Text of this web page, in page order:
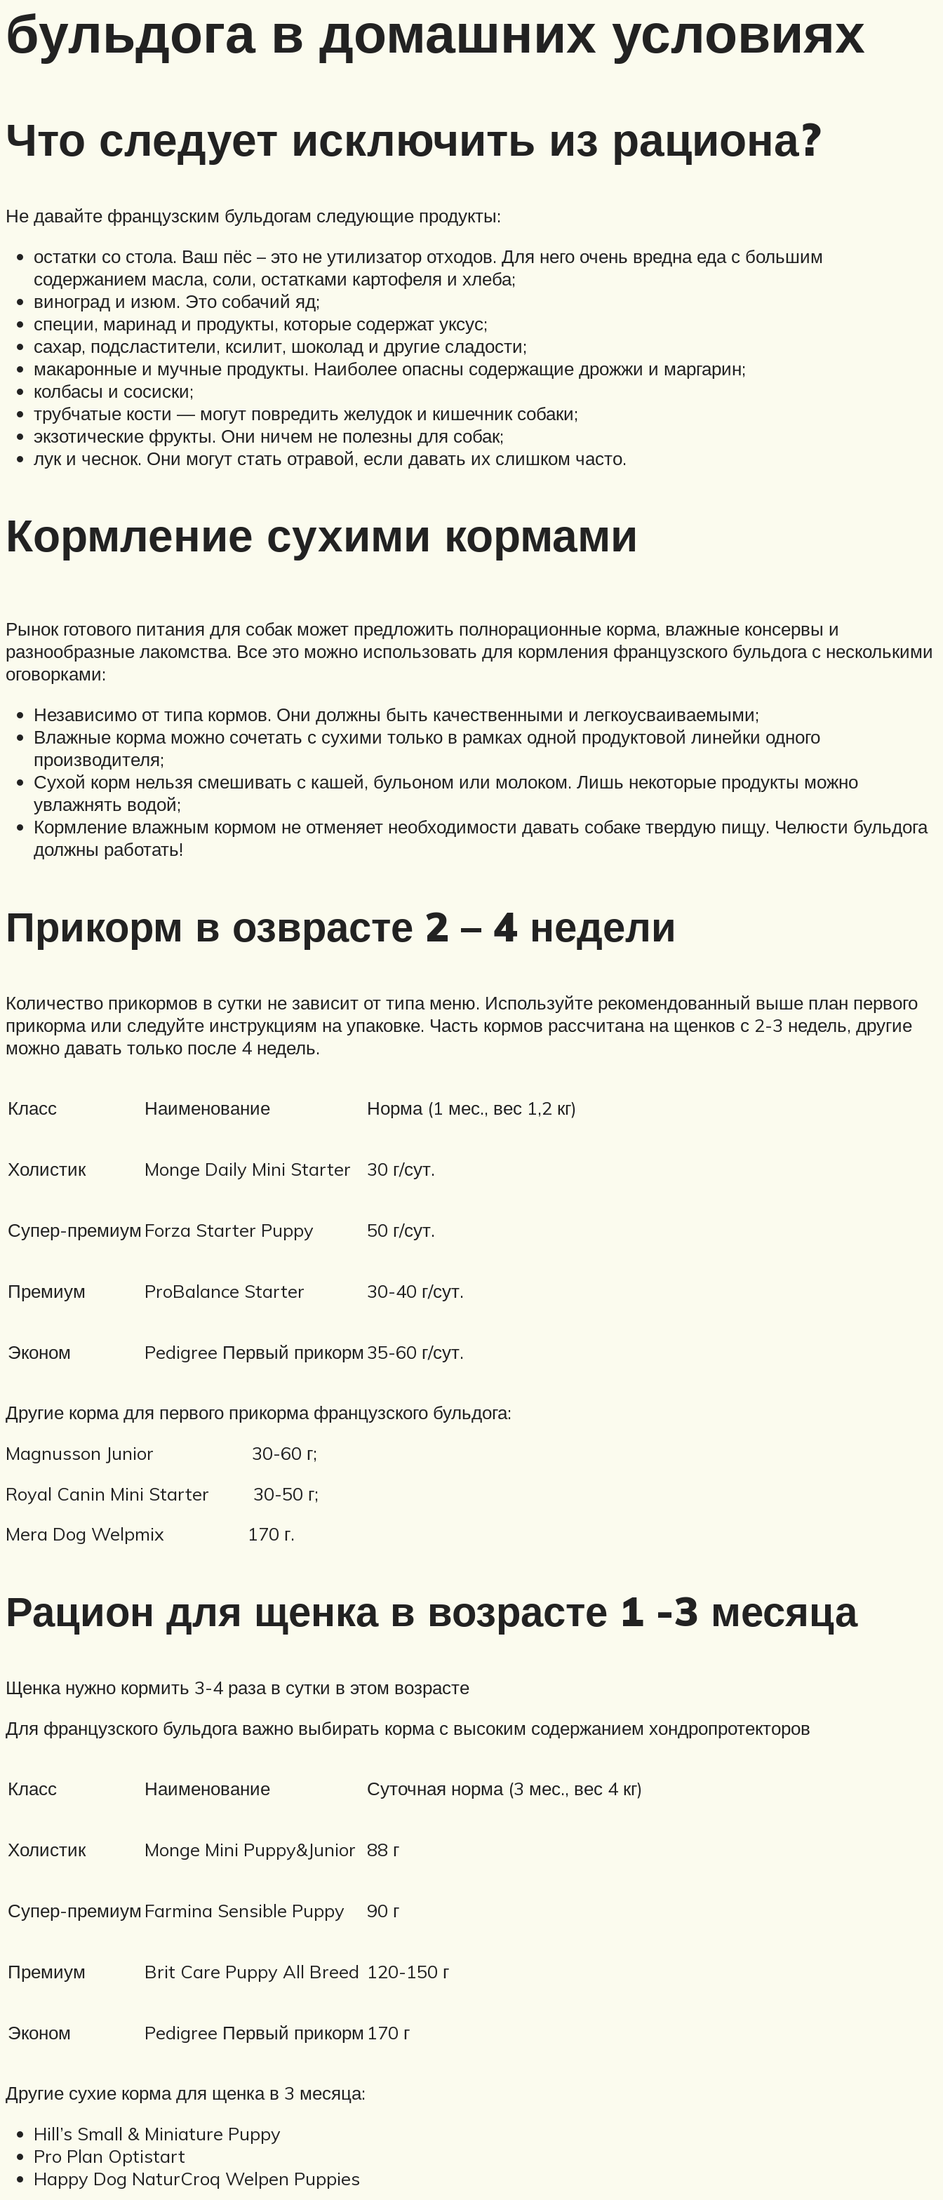
бульдога в домашних условиях
Что следует исключить из рациона?
Не давайте французским бульдогам следующие продукты:
остатки со стола. Ваш пёс – это не утилизатор отходов. Для него очень вредна еда с большим
содержанием масла, соли, остатками картофеля и хлеба;
виноград и изюм. Это собачий яд;
специи, маринад и продукты, которые содержат уксус;
сахар, подсластители, ксилит, шоколад и другие сладости;
макаронные и мучные продукты. Наиболее опасны содержащие дрожжи и маргарин;
колбасы и сосиски;
трубчатые кости — могут повредить желудок и кишечник собаки;
экзотические фрукты. Они ничем не полезны для собак;
лук и чеснок. Они могут стать отравой, если давать их слишком часто.
Кормление сухими кормами
Рынок готового питания для собак может предложить полнорационные корма, влажные консервы и
разнообразные лакомства. Все это можно использовать для кормления французского бульдога с несколькими
оговорками:
Независимо от типа кормов. Они должны быть качественными и легкоусваиваемыми;
Влажные корма можно сочетать с сухими только в рамках одной продуктовой линейки одного
производителя;
Сухой корм нельзя смешивать с кашей, бульоном или молоком. Лишь некоторые продукты можно
увлажнять водой;
Кормление влажным кормом не отменяет необходимости давать собаке твердую пищу. Челюсти бульдога
должны работать!
Прикорм в озврасте 2 – 4 недели
Количество прикормов в сутки не зависит от типа меню. Используйте рекомендованный выше план первого
прикорма или следуйте инструкциям на упаковке. Часть кормов рассчитана на щенков с 2-3 недель, другие
можно давать только после 4 недель.
Класс Наименование Норма (1 мес., вес 1,2 кг)
Холистик Monge Daily Mini Starter 30 г/сут.
Супер-премиум Forza Starter Puppy 50 г/сут.
Премиум ProBalance Starter 30-40 г/сут.
Эконом Pedigree Первый прикорм 35-60 г/сут.
Другие корма для первого прикорма французского бульдога:
Magnusson Junior 30-60 г;
Royal Canin Mini Starter 30-50 г;
Mera Dog Welpmix 170 г.
Рацион для щенка в возрасте 1 -3 месяца
Щенка нужно кормить 3-4 раза в сутки в этом возрасте
Для французского бульдога важно выбирать корма с высоким содержанием хондропротекторов
Класс Наименование Суточная норма (3 мес., вес 4 кг)
Холистик Monge Mini Puppy&Junior 88 г
Супер-премиум Farmina Sensible Puppy 90 г
Премиум Brit Care Puppy All Breed 120-150 г
Эконом Pedigree Первый прикорм 170 г
Другие сухие корма для щенка в 3 месяца:
Hill’s Small & Miniature Puppy
Pro Plan Optistart
Happy Dog NaturCroq Welpen Puppies